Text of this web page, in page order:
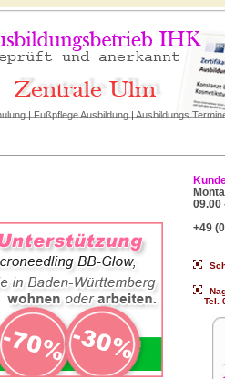
|Fußpflege Ausbildung|Ausbildungs